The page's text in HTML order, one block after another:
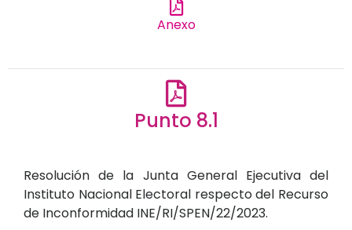
Anexo
Punto 8.1
Resolución de la Junta General Ejecutiva del
Instituto Nacional Electoral respecto del Recurso
de Inconformidad INE/RI/SPEN/22/2023.